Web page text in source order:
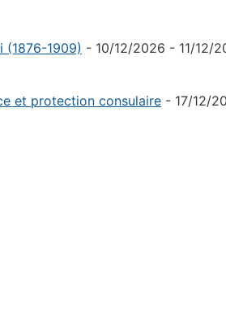
(1876-1909) - 10/12/2026 - 11/12/
et protection consulaire - 17/12/